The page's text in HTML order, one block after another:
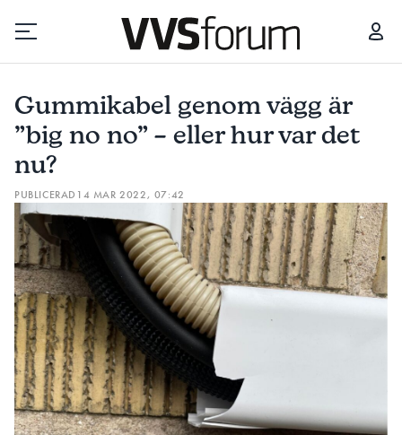
Prenumerera
Hantera prenumeration
Lediga jobb
Annonsera
Läs E-tidningen
Om tidningen
Kontakt
Information om GDPR
Gummikabel genom vägg är
”big no no” – eller hur var det
nu?
PUBLICERAD 14 MAR 2022, 07:42